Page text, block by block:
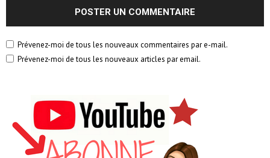
Prévenez-moi de tous les nouveaux commentaires par e-mail.
Prévenez-moi de tous les nouveaux articles par email.